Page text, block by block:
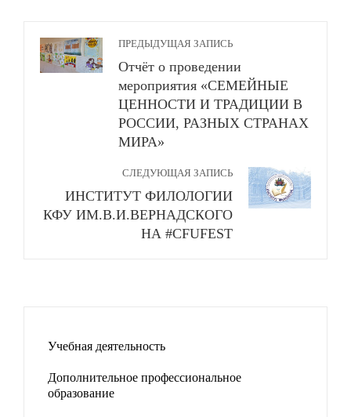
ПРЕДЫДУЩАЯ ЗАПИСЬ
Отчёт о проведении
мероприятия «СЕМЕЙНЫЕ
ЦЕННОСТИ И ТРАДИЦИИ В
РОССИИ, РАЗНЫХ СТРАНАХ
МИРА»
СЛЕДУЮЩАЯ ЗАПИСЬ
ИНСТИТУТ ФИЛОЛОГИИ
КФУ ИМ.В.И.ВЕРНАДСКОГО
НА #CFUFEST
Учебная деятельность
Дополнительное профессиональное
образование